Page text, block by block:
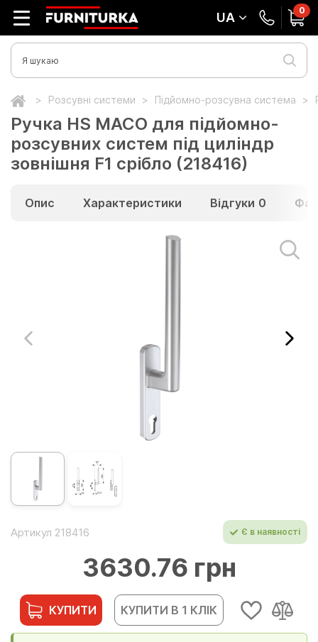
UA 0
Розсувні системи Підйомно-розсувна система
Ручка HS MACO для підйомно-
розсувних систем під циліндр
зовнішня F1 срібло (218416)
Опис Характеристики Відгуки 0
Артикул 218416 Є в наявності
3630.76 грн
КУПИТИ КУПИТИ В 1 КЛІК